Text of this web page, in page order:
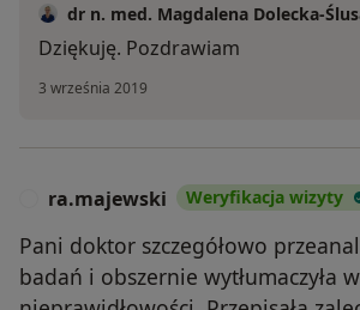
dr n. med. Magdalena Dolecka-
Dziękuję. Pozdrawiam
3 września 2019
ra.majewski Weryfikacja wizyty
Pani doktor szczegółowo
badań i obszernie wytłumaczyła